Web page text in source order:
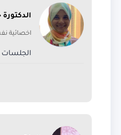
اخصائية
الجلسات